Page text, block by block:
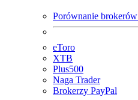
Porównanie brokerów
eToro
XTB
Plus500
Naga Trader
Brokerzy PayPal